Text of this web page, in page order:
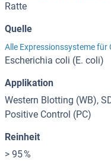
Ratte
Quelle
Alle Expressionssysteme für
Escherichia coli (E. coli)
Applikation
Western Blotting (WB),
Positive Control (PC)
Reinheit
> 95 %